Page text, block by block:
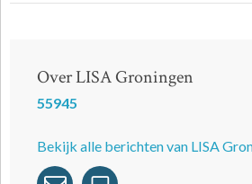
Over LISA Groningen
55945
Bekijk alle berichten van LISA